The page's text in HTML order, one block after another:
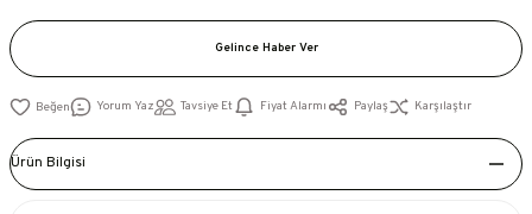
Gelince Haber Ver
Yorum Yaz Tavsiye Et Fiyat Alarmı Paylaş Karşılaştır
Ürün Bilgisi